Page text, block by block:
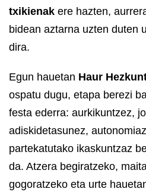
txikienak ere hazten,
bidean aztarna uzten duten
dira.
Egun hauetan Haur
ospatu dugu, etapa berezi
festa ederra: aurkikuntzez,
adiskidetasunez,
partekatutako ikaskuntzaz
da. Atzera begiratzeko,
gogoratzeko eta urte